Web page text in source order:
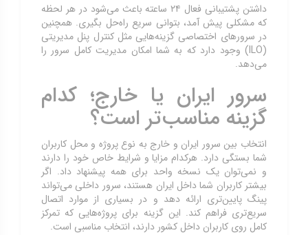
داشتن پشتیبانی فعال ۲۴ ساعته باعث می‌شود در هر لحظه
که مشکلی پیش آمد، بتوانی سریع راه‌حل بگیری. همچنین
در سرورهای اختصاصی گزینه‌هایی مثل کنترل پنل مدیریتی
(ILO) وجود دارد که به شما امکان مدیریت کامل سرور را
می‌دهد.
سرور ایران یا خارج؛ کدام
گزینه مناسب‌تر است؟
انتخاب بین سرور ایران و خارج به نوع پروژه و محل کاربران
شما بستگی دارد. هرکدام مزایا و شرایط خاص خود را دارند
و نمی‌توان یک نسخه واحد برای همه پیشنهاد داد. اگر
بیشتر کاربران شما داخل ایران هستند، سرور داخلی می‌تواند
پینگ پایین‌تری ارائه دهد و در بسیاری از موارد اتصال
سریع‌تری فراهم کند. این گزینه برای پروژه‌هایی که تمرکز
کامل روی کاربران داخل کشور دارند، انتخاب مناسبی است.